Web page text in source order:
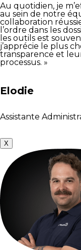
Au quotidien, je
au sein de notre
collaboration
l’ordre dans les
les outils est
j’apprécie le plus
transparence et
processus. »
Elodie
Assistante
X